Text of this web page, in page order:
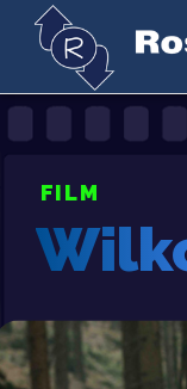
FILM